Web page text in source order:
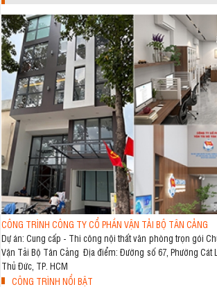
CÔNG TRÌNH CÔNG TY CỔ PHẦN VẬN TẢI BỘ TÂN CẢNG
Dự án: Cung cấp - Thi công nội thất văn phòng trọn gói
Vận Tải Bộ Tân Cảng Địa điểm: Đường số 67, Phường Cát
Thủ Đức, TP. HCM
CÔNG TRÌNH NỔI BẬT